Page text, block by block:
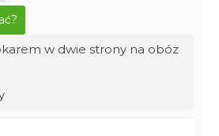
w dwie strony na obóz